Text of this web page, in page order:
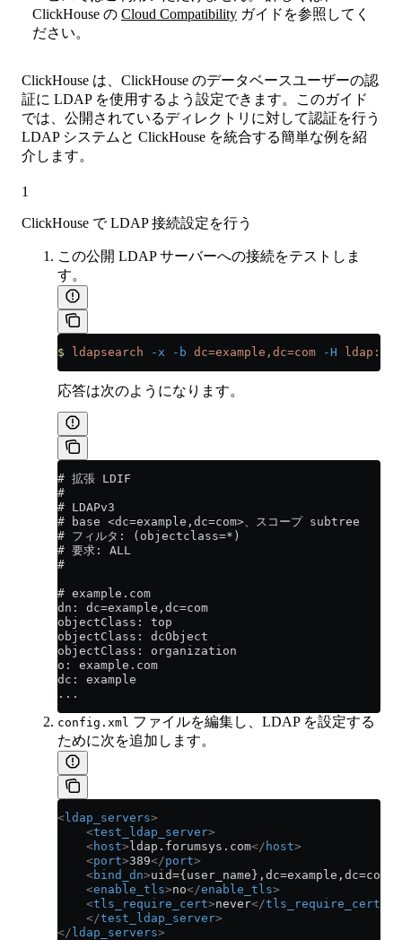
ClickHouse の Cloud Compatibility ガイドを参照してく
ださい。
ClickHouse は、ClickHouse のデータベースユーザーの認
証に LDAP を使用するよう設定できます。このガイド
では、公開されているディレクトリに対して認証を行う
LDAP システムと ClickHouse を統合する簡単な例を紹
介します。
1
ClickHouse で LDAP 接続設定を行う
この公開 LDAP サーバーへの接続をテストしま
す。
$ ldapsearch -x -b dc=example,dc=com -H ldap://
応答は次のようになります。
# 拡張 LDIF
#
# LDAPv3
# base <dc=example,dc=com>、スコープ subtree
# フィルタ: (objectclass=*)
# 要求: ALL
#
# example.com
dn: dc=example,dc=com
objectClass: top
objectClass: dcObject
objectClass: organization
o: example.com
dc: example
...
config.xml ファイルを編集し、LDAP を設定する
ために次を追加します。
<ldap_servers>
    <
test_ldap_server>
    <
host>ldap.forumsys.com</ host>
    <
port>389</port>
    <
bind_dn>uid={user_name},dc=example,dc=com
    <
enable_tls>no</enable_tls>
    <
tls_require_cert>never</tls_require_cert
    </
test_ldap_server>
</ldap_servers>